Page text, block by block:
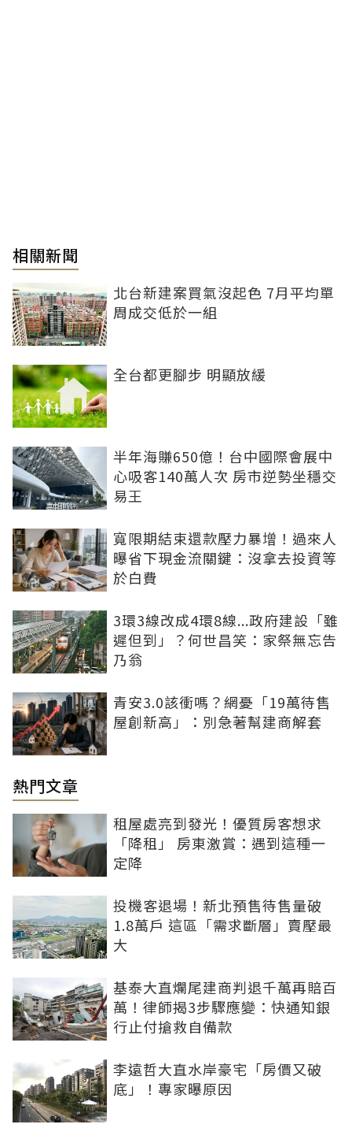
相關新聞
北台新建案買氣沒起色 7月平均單
周成交低於一組
全台都更腳步 明顯放緩
半年海賺650億！台中國際會展中
心吸客140萬人次 房市逆勢坐穩交
易王
寬限期結束還款壓力暴增！過來人
曝省下現金流關鍵：沒拿去投資等
於白費
3環3線改成4環8線...政府建設「雖
遲但到」？何世昌笑：家祭無忘告
乃翁
青安3.0該衝嗎？網憂「19萬待售
屋創新高」：別急著幫建商解套
熱門文章
租屋處亮到發光！優質房客想求
「降租」 房東激賞：遇到這種一
定降
投機客退場！新北預售待售量破
1.8萬戶 這區「需求斷層」賣壓最
大
基泰大直爛尾建商判退千萬再賠百
萬！律師揭3步驟應變：快通知銀
行止付搶救自備款
李遠哲大直水岸豪宅「房價又破
底」！專家曝原因